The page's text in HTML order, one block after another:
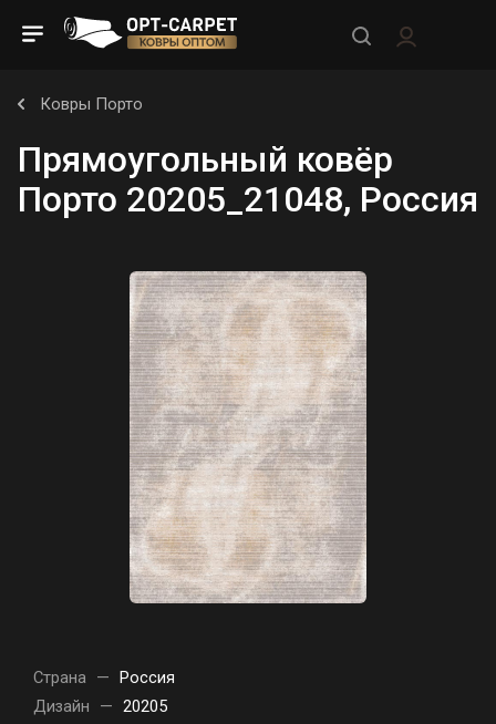
Ковры Порто
Прямоугольный ковёр
Порто 20205_21048, Россия
Страна — Россия
Дизайн
— 20205